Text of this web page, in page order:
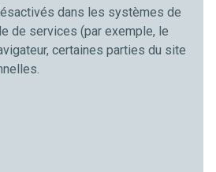
dans les systèmes de
de services (par exemple, le
certaines parties du site